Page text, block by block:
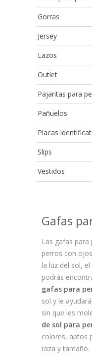
Gorras
Jersey
Lazos
Outlet
Pajaritas para
Pañuelos
Placas
Slips
Vestidos
Gafas
Las gafas
perros con
la luz del sol,
podrás
gafas para
sol y le
sin que les
de sol para
colores, aptos
raza y tamaño.